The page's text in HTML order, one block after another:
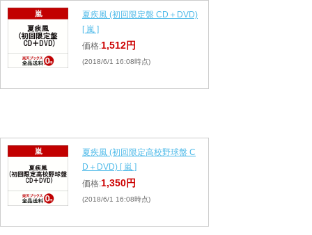
夏疾風 (初回限定盤 CD＋DVD)
[ 嵐 ]
価格:1,512円
(2018/6/1 16:08時点)
夏疾風 (初回限定高校野球盤 C
D＋DVD) [ 嵐 ]
価格:1,350円
(2018/6/1 16:08時点)